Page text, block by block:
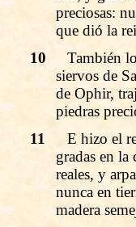
preciosas:
que dió la
10
También
siervos de
de Ophir,
piedras
11
E hizo el
gradas en la
reales, y
nunca en
madera